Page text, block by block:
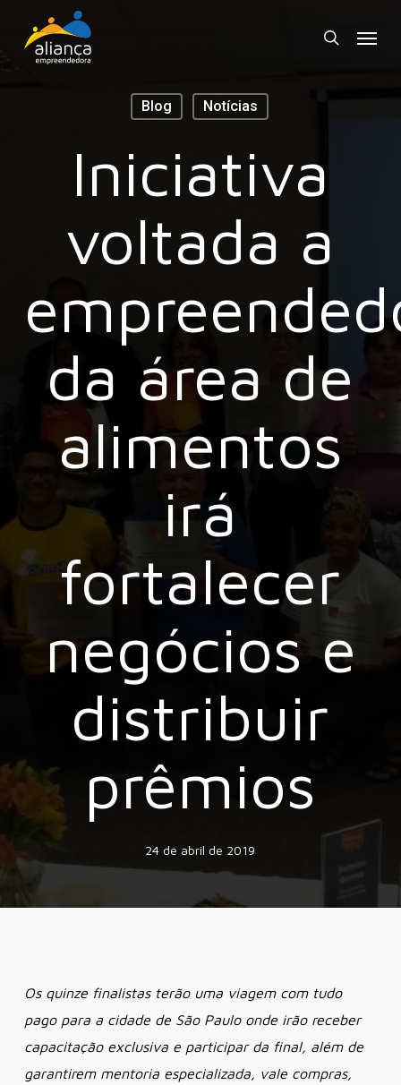
search
Blog Notícias
Iniciativa
voltada a
da área de
alimentos
irá
fortalecer
negócios e
distribuir
prêmios
24 de abril de 2019
Os quinze finalistas terão uma viagem com tudo
pago para a cidade de São Paulo onde irão receber
capacitação exclusiva e participar da final, além de
garantirem mentoria especializada, vale compras,